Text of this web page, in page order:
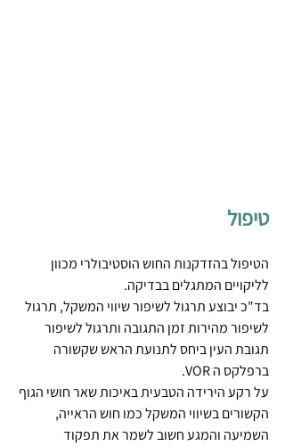
טיפול
הטיפול בהזדקנות החוש הוסטיבולרי מכוון
לליקויים המתגלים בבדיקה.
בד"כ יבוצע תרגול לשיפור שיווי המשקל, תרגול
לשיפור מהירות זמן התגובה ותרגול לשיפור
תגובת העין ביחס לתנועת הראש שקשורה
ברפלקס ה VOR.
על רקע הירידה הטבעית באיכות שאר חושי הגוף
הקשורים בשיווי המשקל כמו חוש הראייה,
השמיעה והמגע חשוב לשמר את תפקוד